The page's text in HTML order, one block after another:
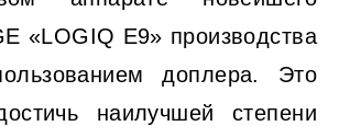
«LOGIQ E9» производства
доплера. Это
наилучшей степени